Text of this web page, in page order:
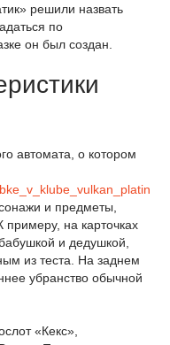
решили назвать
по
он был создан.
автомата, о котором
и предметы,
примеру, на карточках
и дедушкой,
из теста. На заднем
убранство обычной
«Кекс»,